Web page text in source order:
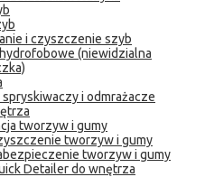
i czyszczenie szyb
(niewidzialna
spryskiwaczy i odmrażacze
tworzyw i gumy
tworzyw i gumy
tworzyw i gumy
Detailer do wnętrza